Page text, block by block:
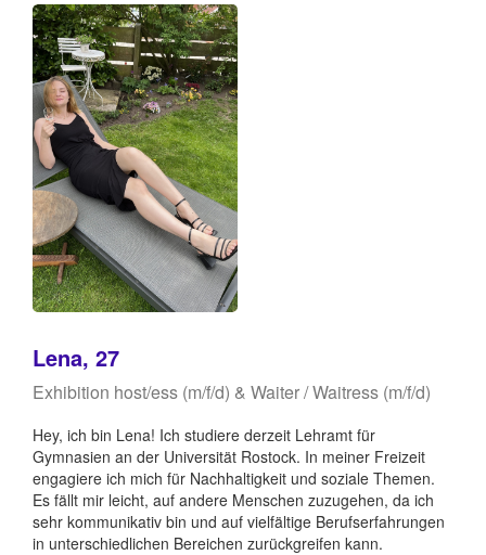
Lena, 27
Exhibition host/ess (m/f/d) & Waiter / Waitress (m/f/d)
Hey, ich bin Lena! Ich studiere derzeit Lehramt für
Gymnasien an der Universität Rostock. In meiner Freizeit
engagiere ich mich für Nachhaltigkeit und soziale Themen.
Es fällt mir leicht, auf andere Menschen zuzugehen, da ich
sehr kommunikativ bin und auf vielfältige Berufserfahrungen
in unterschiedlichen Bereichen zurückgreifen kann.